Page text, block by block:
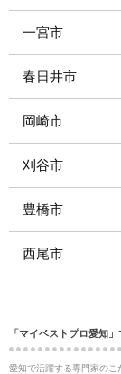
一宮市
春日井市
岡崎市
刈谷市
豊橋市
西尾市
「マイベストプロ愛知
愛知で活躍する専門家のこ